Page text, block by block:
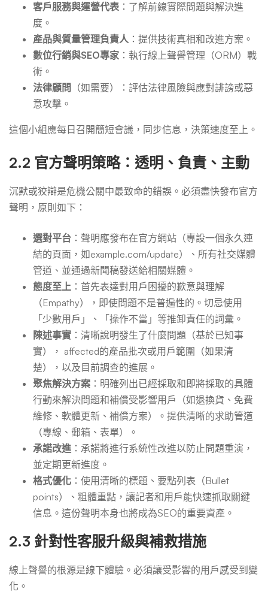
客戶服務與運營代表 ：了解前線實際問題與解決進
度。
產品與質量管理負責人 ：提供技術真相和改進方案。
數位行銷與SEO專家 ：執行線上聲譽管理（ORM）戰
術。
法律顧問 （如需要）：評估法律風險與應對誹謗或惡
意攻擊。
這個小組應每日召開簡短會議，同步信息，決策速度至上。
2.2 官方聲明策略：透明、負責、主動
沉默或狡辯是危機公關中最致命的錯誤。必須盡快發布官方
聲明，原則如下：
選對平台 ：聲明應發布在官方網站（專設一個永久連
結的頁面，如example.com/update）、所有社交媒體
管道、並通過新聞稿發送給相關媒體。
態度至上 ：首先表達對用戶困擾的歉意與理解
（Empathy），即使問題不是普遍性的。切忌使用
「少數用戶」、「操作不當」等推卸責任的詞彙。
陳述事實 ：清晰說明發生了什麼問題（基於已知事
實）， affected的產品批次或用戶範圍（如果清
楚），以及目前調查的進展。
聚焦解決方案 ：明確列出已經採取和即將採取的具體
行動來解決問題和補償受影響用戶（如退換貨、免費
維修、軟體更新、補償方案）。提供清晰的求助管道
（專線、郵箱、表單）。
承諾改進 ：承諾將進行系統性改進以防止問題重演，
並定期更新進度。
格式優化 ：使用清晰的標題、要點列表（Bullet
points）、粗體重點，讓記者和用戶能快速抓取關鍵
信息。這份聲明本身也將成為SEO的重要資產。
2.3 針對性客服升級與補救措施
線上聲譽的根源是線下體驗。必須讓受影響的用戶感受到變
化。